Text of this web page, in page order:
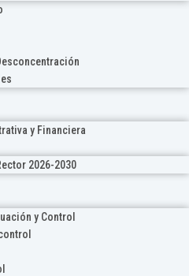
y Financiera
2026-2030
y Control